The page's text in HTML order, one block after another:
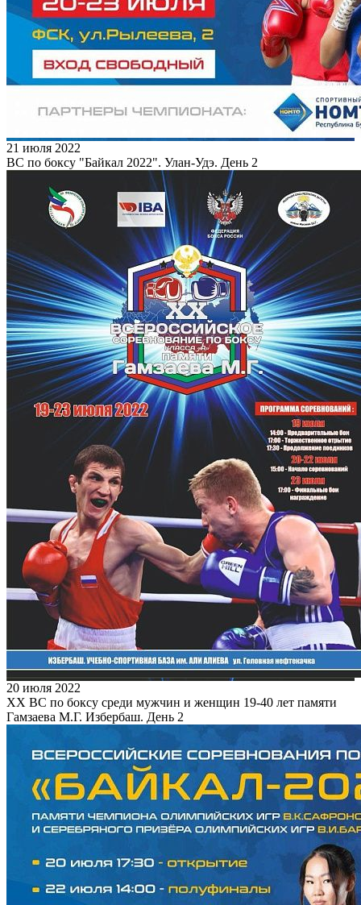
21 июля 2022
ВС по боксу "Байкал 2022". Улан-Удэ. День 2
20 июля 2022
XX ВС по боксу среди мужчин и женщин 19-40 лет памяти
Гамзаева М.Г. Избербаш. День 2